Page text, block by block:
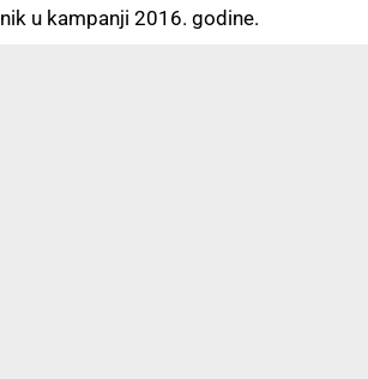
u kampanji 2016. godine.